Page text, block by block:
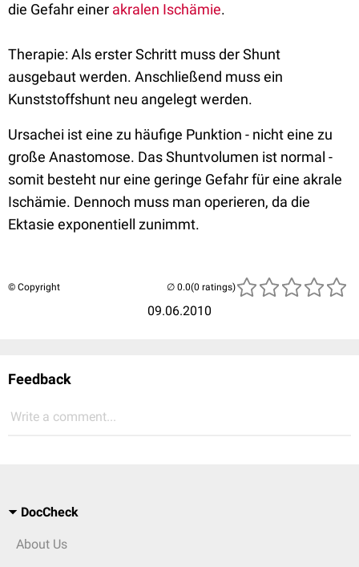
die Gefahr einer akralen Ischämie.
Therapie: Als erster Schritt muss der Shunt
ausgebaut werden. Anschließend muss ein
Kunststoffshunt neu angelegt werden.
Ursachei ist eine zu häufige Punktion - nicht eine zu
große Anastomose. Das Shuntvolumen ist normal -
somit besteht nur eine geringe Gefahr für eine akrale
Ischämie. Dennoch muss man operieren, da die
Ektasie exponentiell zunimmt.
© Copyright
09.06.2010
(0 ratings)
Feedback
Write a comment...
DocCheck
About Us